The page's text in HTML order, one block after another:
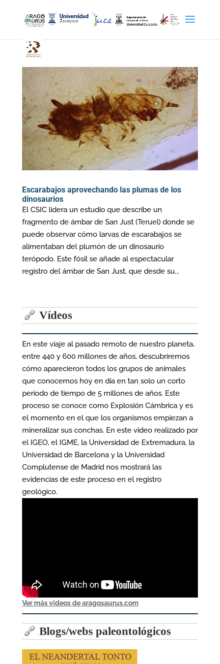
Escarabajos aprovechando las plumas de los
dinosaurios
El CSIC lidera un estudio que describe un
fragmento de ámbar de San Just (Teruel) donde se
puede observar cómo larvas de escarabajos se
alimentaban del plumón de un dinosaurio
terópodo. Este fósil se añade al espectacular
registro del ámbar de San Just, que desde su...
Vídeos
En este viaje al pasado remoto de nuestro planeta,
entre 440 y 600 millones de años, descubriremos
cómo aparecieron todos los grupos de animales
que conocemos hoy en día en tan solo un corto
periodo de tiempo de 5 millones de años. Este
proceso se conoce como Explosión Cámbrica y es
el momento en el que los organismos empiezan a
mineralizar sus conchas. En este video realizado por
el IGEO, el IGME, la Universidad de Extremadura, la
Universidad de Barcelona y la Universidad
Complutense de Madrid nos mostrará las
evidencias de este proceso en el registro
geológico.
Ver más videos de aragosaurus.com
Blogs/webs paleontológicos